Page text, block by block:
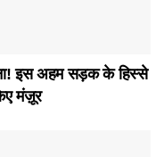
इस अहम सड़क के हिस्से
मंज़ूर